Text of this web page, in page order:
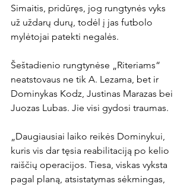
Simaitis, pridūręs, jog rungtynės vyks
už uždarų durų, todėl į jas futbolo
mylėtojai patekti negalės.
Šeštadienio rungtynėse „Riteriams“
neatstovaus ne tik A. Lezama, bet ir
Dominykas Kodz, Justinas Marazas bei
Juozas Lubas. Jie visi gydosi traumas.
„Daugiausiai laiko reikės Dominykui,
kuris vis dar tęsia reabilitaciją po kelio
raiščių operacijos. Tiesa, viskas vyksta
pagal planą, atsistatymas sėkmingas,